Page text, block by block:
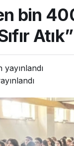
bin
yayınlandı